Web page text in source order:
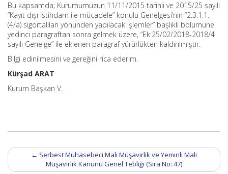
Bu kapsamda; Kurumumuzun 11/11/2015 tarihli ve 2015/25 sayılı
“Kayıt dışı istihdam ile mücadele” konulu Genelgesi’nin “2.3.1.1.
(4/a) sigortalıları yönünden yapılacak işlemler” başlıklı bölümüne
yedinci paragraftan sonra gelmek üzere, “Ek:25/02/2018-2018/4
sayılı Genelge” ile eklenen paragraf yürürlükten kaldırılmıştır.
Bilgi edinilmesini ve gereğini rica ederim.
Kürşad ARAT
Kurum Başkan V.
Post
navigation
← Serbest Muhasebeci Mali Müşavirlik ve Yeminli Mali
Müşavirlik Kanunu Genel Tebliği (Sıra No: 47)